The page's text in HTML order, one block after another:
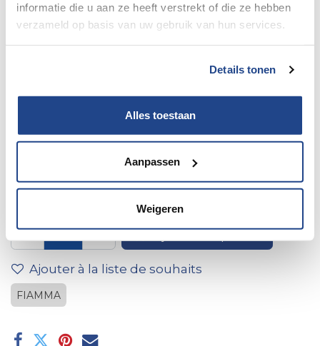
informatie die u aan ze heeft verstrekt of die ze hebben
verzameld op basis van uw gebruik van hun services.
Details tonen
Alles toestaan
Aanpassen
Weigeren
Caméra de recul (couleur) +
Navigation
Ajouter à la liste de souhaits
FIAMMA